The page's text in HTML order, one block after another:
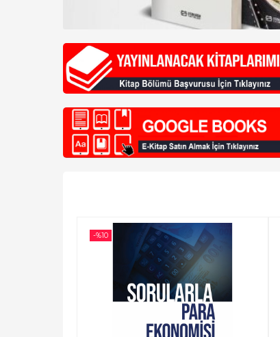
-%10